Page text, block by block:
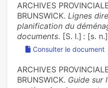
ARCHIVES
BRUNSWICK. Lignes
planification du
documents. [S. l.] : [s.
Consulter le document
ARCHIVES
BRUNSWICK. Guide sur